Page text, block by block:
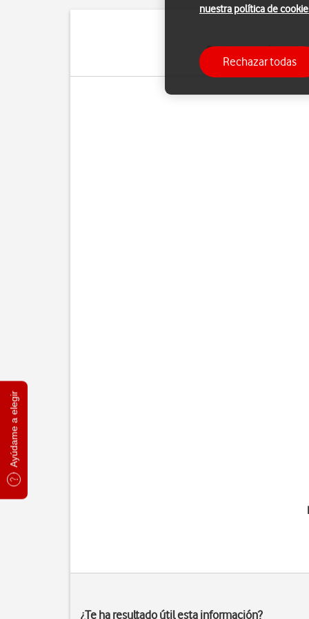
Ayúdame a elegir
Puedes ver cuántos
¿Te ha resultado útil esta información?
nuestra política de
Rechazar todas